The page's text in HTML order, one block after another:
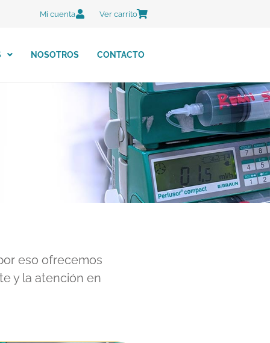
Mi cuenta Ver carrito
NOSOTROS CONTACTO
eso ofrecemos
y la atención en